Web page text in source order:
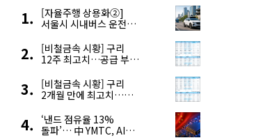
[자율주행 상용화②]
서울시 시내버스 운전자
해결한다
[비철금속 시황] 구리
12주 최고치…공급 부족
[비철금속 시황] 구리
2개월 만에 최고치…
우려 확대
‘낸드 점유율 13%
돌파’… 中 YMTC, AI